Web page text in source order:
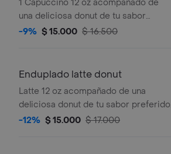
1 Capuccino 12 oz acompañado de
una deliciosa donut de tu sabor
preferido.
-9% $ 15.000 $ 16.500
Enduplado latte donut
Latte 12 oz acompañado de una
deliciosa donut de tu sabor preferido.
-12% $ 15.000 $ 17.000